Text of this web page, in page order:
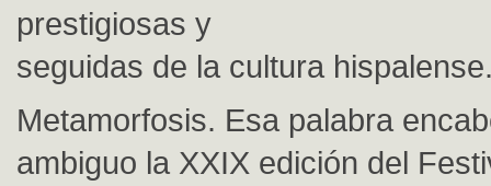
prestigiosas y
seguidas de la cultura
Metamorfosis. Esa palabra
ambiguo la XXIX edición del